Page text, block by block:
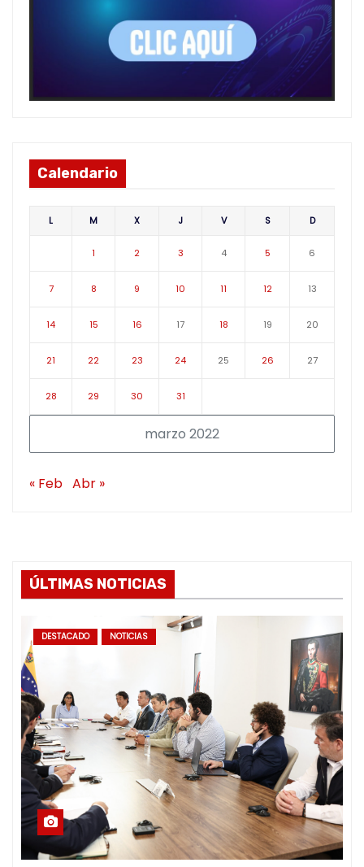
Calendario
marzo 2022
L M X J V S D
1 2 3 4 5 6
7 8 9 10 11 12 13
14 15 16 17 18 19 20
21 22 23 24 25 26 27
28 29 30 31
« Feb Abr »
ÚLTIMAS NOTICIAS
DESTACADO NOTICIAS